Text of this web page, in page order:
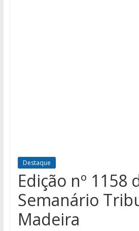
Destaque
Edição nº 1158
Semanário
Madeira